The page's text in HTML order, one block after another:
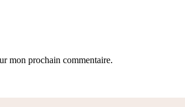
mon prochain commentaire.